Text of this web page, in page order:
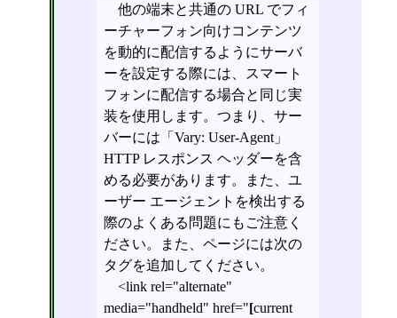
他の端末と共通の URL でフィ
ーチャーフォン向けコンテンツ
を動的に配信するようにサーバ
ーを設定する際には、スマート
フォンに配信する場合と同じ実
装を使用します。つまり、サー
バーには「Vary: User-Agent」
HTTP レスポンス ヘッダーを含
める必要があります。また、ユ
ーザー エージェントを検出する
際のよくある問題にもご注意く
ださい。また、ページには次の
タグを追加してください。
<link rel="alternate"
media="handheld" href="[current